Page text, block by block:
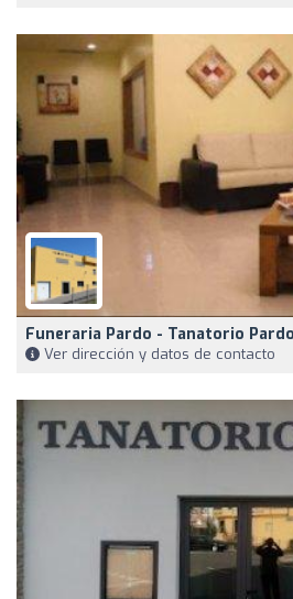
Funeraria Pardo - Tanatorio
Ver dirección y datos de contacto